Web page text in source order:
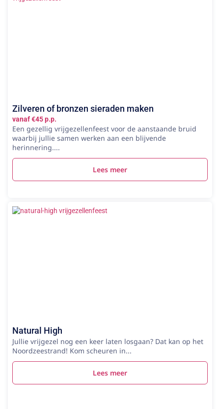
Zilveren of bronzen sieraden maken
vanaf €45 p.p.
Een gezellig vrijgezellenfeest voor de aanstaande bruid
waarbij jullie samen werken aan een blijvende
herinnering....
Lees meer
Natural High
Jullie vrijgezel nog een keer laten losgaan? Dat kan op het
Noordzeestrand! Kom scheuren in...
Lees meer